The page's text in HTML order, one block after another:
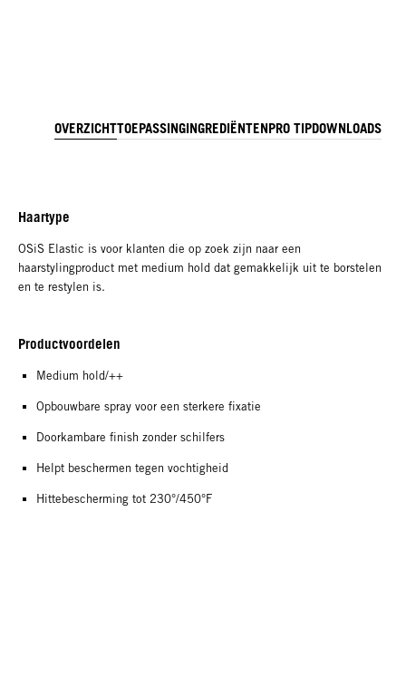
OVERZICHTTOEPASSINGINGREDIËNTENPRO TIPDOWNLOADS
Haartype
OSiS Elastic is voor klanten die op zoek zijn naar een
haarstylingproduct met medium hold dat gemakkelijk uit te borstelen
en te restylen is.
Productvoordelen
Medium hold/++
Opbouwbare spray voor een sterkere fixatie
Doorkambare finish zonder schilfers
Helpt beschermen tegen vochtigheid
Hittebescherming tot 230°/450°F